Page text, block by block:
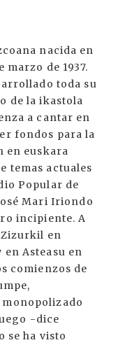
nacida en
marzo de 1937.
toda su
de la ikastola
a cantar en
fondos para la
en euskara
temas actuales
Popular de
Mari Iriondo
incipiente. A
en
Asteasu en
comienzos de
-dice
se ha visto